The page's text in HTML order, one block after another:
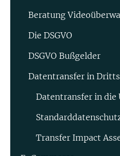
Beratung
Die DSGVO
DSGVO Bußgelder
Datentransfer in
Datentransfer in die
Transfer Impact